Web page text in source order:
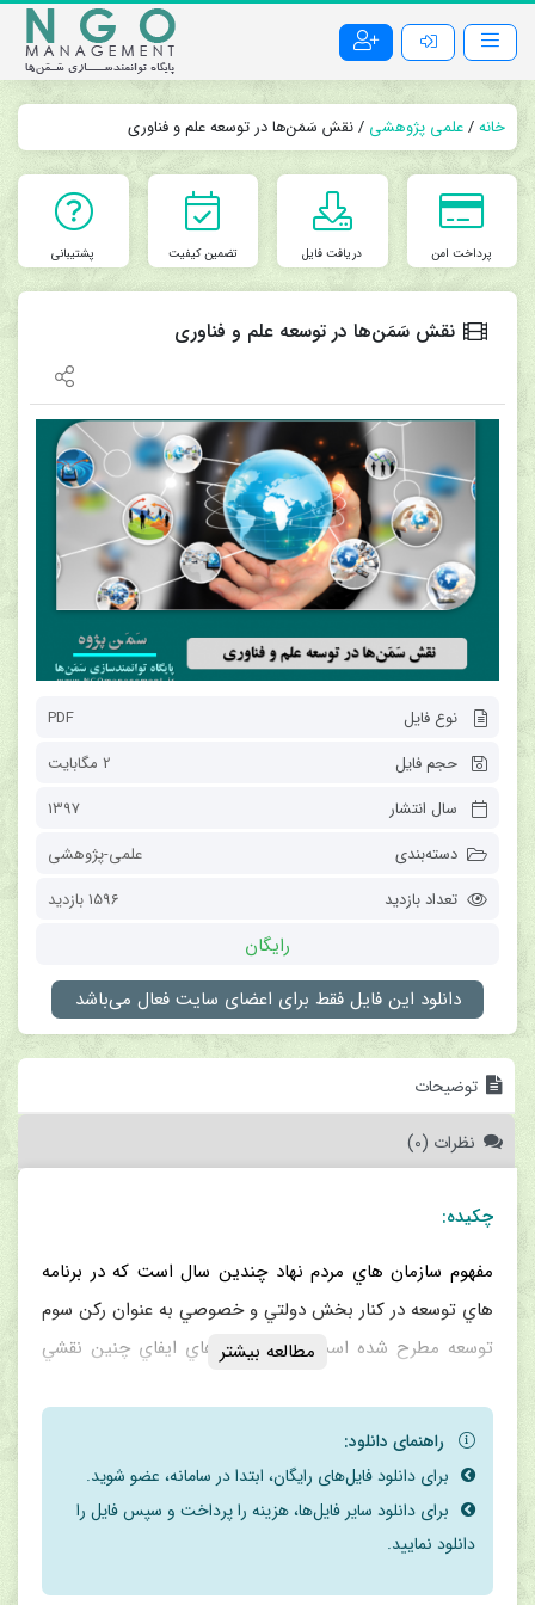
خانه/علمی پژوهشی / نقش سَمَن‌ها در توسعه علم و فناوری
پرداخت امن دریافت فایل تضمین کیفیت پشتیبانی
نقش سَمَن‌ها در توسعه علم و فناوری
نوع فایل
PDF
حجم فایل
2 مگابایت
سال انتشار
1397
دسته‌بندی
علمی-پژوهشی
تعداد بازدید
1596 بازدید
رایگان
دانلود این فایل فقط برای اعضای سایت فعال می‌باشد
توضیحات
نظرات (0)
چکیده:
مفهوم سازمان هاي مردم نهاد چندين سال است که در برنامه
هاي توسعه در کنار بخش دولتي و خصوصي به عنوان رکن سوم
توسعه مطرح شده است؛ يکي از راه هاي ايفاي چنين نقشي
اساسنامه نمونه آنهاست. در اين مقاله به انجمن هاي علمي به
عنوان سازمان هاي مردم نهاد علمي تأکيد شده است. در اين
راستا، تحقيق حاضر در پي يافتن جواب به سه سؤال اصلي
است، 1-سازمان هاي مردم نهاد علمي در توسعه علم و فناوري
مطالعه بیشتر
راهنمای دانلود:
برای دانلود فایل‌‌های رایگان، ابتدا در سامانه، عضو شوید.
برای دانلود سایر فایل‌ها، هزینه را پرداخت و سپس فایل را
دانلود نمایید.